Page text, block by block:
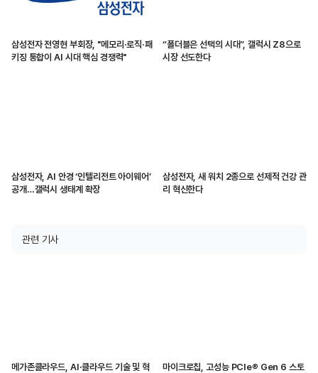
삼성전자 전영현 부회장, "메모리·로직·패
키징 통합이 AI 시대 핵심 경쟁력"
“폴더블은 선택의 시대”, 갤럭시 Z8으로
시장 선도한다
삼성전자, AI 안경 ‘인텔리전트 아이웨어’
공개…갤럭시 생태계 확장
삼성전자, 새 워치 2종으로 선제적 건강 관
리 혁신한다
관련 기사
메가존클라우드, AI·클라우드 기술 및 혁
마이크로칩, 고성능 PCIe® Gen 6 스토